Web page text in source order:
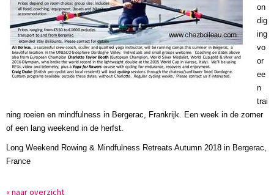
on
dig
ing
vo
or
ee
n
trai
ning roeien en mindfulness in Bergerac, Frankrijk. Een week in de zomer
of een lang weekend in de herfst.
Long Weekend Rowing & Mindfulness Retreats Autumn 2018 in Bergerac,
France
« naar overzicht